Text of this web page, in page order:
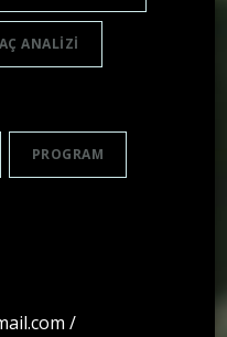
ANALIZI
PROGRAM
/